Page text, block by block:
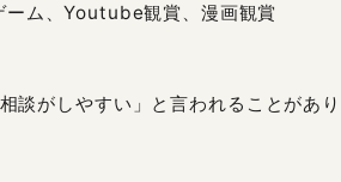
ーム、Youtube観賞、漫画観賞
談がしやすい」と言われることがあり